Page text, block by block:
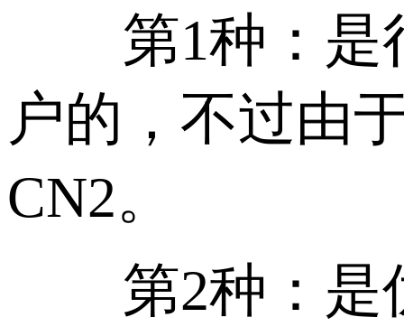
第1种：是很
户的，不过由
CN2。
第2种：是优